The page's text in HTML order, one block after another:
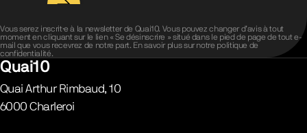
Vous serez inscrit·e à la newsletter de Quai10. Vous pouvez changer d’avis à tout
moment en cliquant sur le lien « Se désinscrire » situé dans le pied de page de tout e-
mail que vous recevrez de notre part. En savoir plus sur notre politique de
confidentialité.
Quai10
Quai Arthur Rimbaud, 10
6000 Charleroi